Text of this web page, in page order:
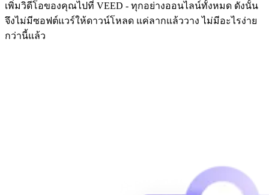
เพิ่มวิดีโอของคุณไปที่ VEED - ทุกอย่างออนไลน์ทั้งหมด ดังนั้น
จึงไม่มีซอฟต์แวร์ให้ดาวน์โหลด แค่ลากแล้ววาง ไม่มีอะไรง่าย
กว่านี้แล้ว